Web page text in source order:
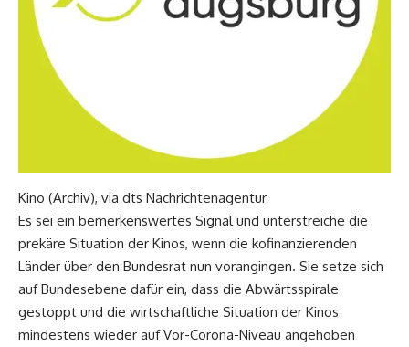
Kino (Archiv), via dts Nachrichtenagentur
Es sei ein bemerkenswertes Signal und unterstreiche die
prekäre Situation der Kinos, wenn die kofinanzierenden
Länder über den Bundesrat nun vorangingen. Sie setze sich
auf Bundesebene dafür ein, dass die Abwärtsspirale
gestoppt und die wirtschaftliche Situation der Kinos
mindestens wieder auf Vor-Corona-Niveau angehoben